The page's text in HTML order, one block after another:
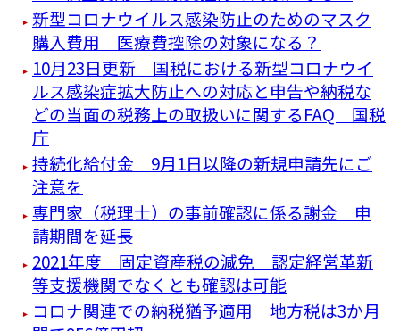
新型コロナウイルス感染防止のためのマスク
購入費用 医療費控除の対象になる？
10月23日更新 国税における新型コロナウイ
ルス感染症拡大防止への対応と申告や納税な
どの当面の税務上の取扱いに関するFAQ 国税
庁
持続化給付金 9月1日以降の新規申請先にご
注意を
専門家（税理士）の事前確認に係る謝金 申
請期間を延長
2021年度 固定資産税の減免 認定経営革新
等支援機関でなくとも確認は可能
コロナ関連での納税猶予適用 地方税は3か月